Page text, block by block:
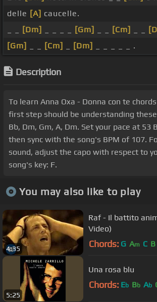
delle [A] caucelle.
[Dm] [Gm] [Cm]
[Gm]
[Cm] [Dm] _ _ _ _ _ .
Description
To learn Anna Oxa - Donna con te
first step should be understanding these
Bb, Dm, Gm, A, Dm. Set your pace at 53
then sync with the song's BPM of 107.
sound, adjust the capo with respect to
song's key: F.
You may also like to play
4:35
Raf - Il battito
Video)
Chords: G Am C B
5:25
Una rosa blu
Chords: Eb Bb Ab